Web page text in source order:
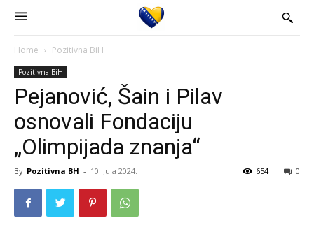
Home Pozitivna BiH
Pozitivna BiH
Pejanović, Šain i Pilav
osnovali Fondaciju
„Olimpijada znanja“
By Pozitivna BH - 10. Jula 2024. 0
654